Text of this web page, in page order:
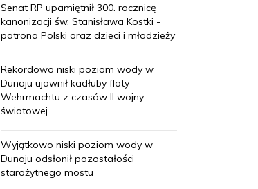
Senat RP upamiętnił 300. rocznicę
kanonizacji św. Stanisława Kostki -
patrona Polski oraz dzieci i młodzieży
Rekordowo niski poziom wody w
Dunaju ujawnił kadłuby floty
Wehrmachtu z czasów II wojny
światowej
Wyjątkowo niski poziom wody w
Dunaju odsłonił pozostałości
starożytnego mostu